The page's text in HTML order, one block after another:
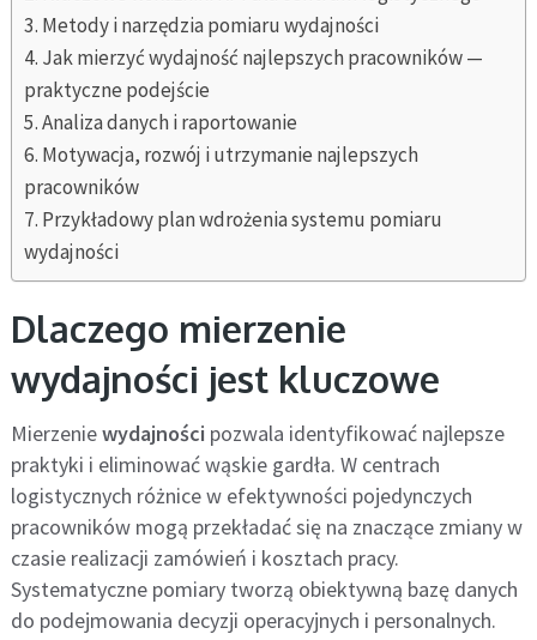
Metody i narzędzia pomiaru wydajności
Jak mierzyć wydajność najlepszych pracowników —
praktyczne podejście
Analiza danych i raportowanie
Motywacja, rozwój i utrzymanie najlepszych
pracowników
Przykładowy plan wdrożenia systemu pomiaru
wydajności
Dlaczego mierzenie
wydajności jest kluczowe
Mierzeniewydajności pozwala identyfikować najlepsze
praktyki i eliminować wąskie gardła. W centrach
logistycznych różnice w efektywności pojedynczych
pracowników mogą przekładać się na znaczące zmiany w
czasie realizacji zamówień i kosztach pracy.
Systematyczne pomiary tworzą obiektywną bazę danych
do podejmowania decyzji operacyjnych i personalnych.